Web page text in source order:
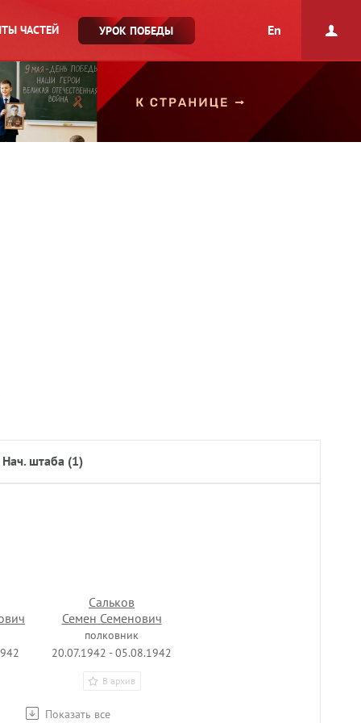
ЧАСТЕЙ УРОК ПОБЕДЫ En
нач. штаба (1)
Показать все
Сальков
Семен Семенович
полковник
20.07.1942 - 05.08.1942
В архив